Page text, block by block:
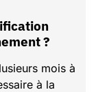
?
mois à
à la